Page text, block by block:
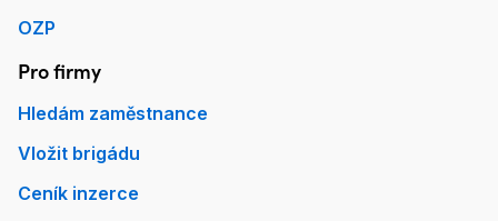
OZP
Pro firmy
Hledám zaměstnance
Vložit brigádu
Ceník inzerce